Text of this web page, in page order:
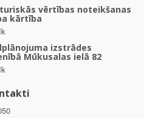
vērtības noteikšanas
kārtība
izstrādes
Mūkusalas ielā 82